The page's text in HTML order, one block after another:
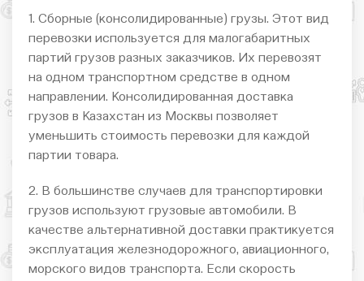
1. Сборные (консолидированные) грузы. Этот вид
перевозки используется для малогабаритных
партий грузов разных заказчиков. Их перевозят
на одном транспортном средстве в одном
направлении. Консолидированная доставка
грузов в Казахстан из Москвы позволяет
уменьшить стоимость перевозки для каждой
партии товара.
2. В большинстве случаев для транспортировки
грузов используют грузовые автомобили. В
качестве альтернативной доставки практикуется
эксплуатация железнодорожного, авиационного,
морского видов транспорта. Если скорость